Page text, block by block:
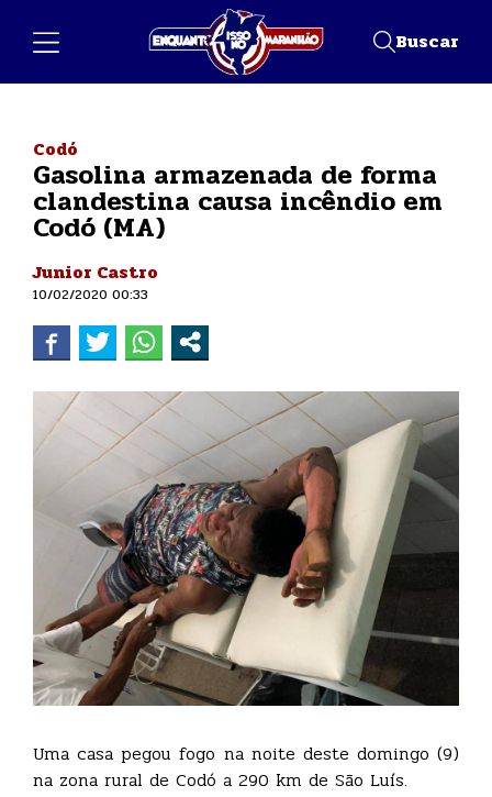
Buscar
Codó
Gasolina armazenada de forma
clandestina causa incêndio em
Codó (MA)
Junior Castro
10/02/2020 00:33
Uma casa pegou fogo na noite deste domingo (9)
na zona rural de Codó a 290 km de São Luís.